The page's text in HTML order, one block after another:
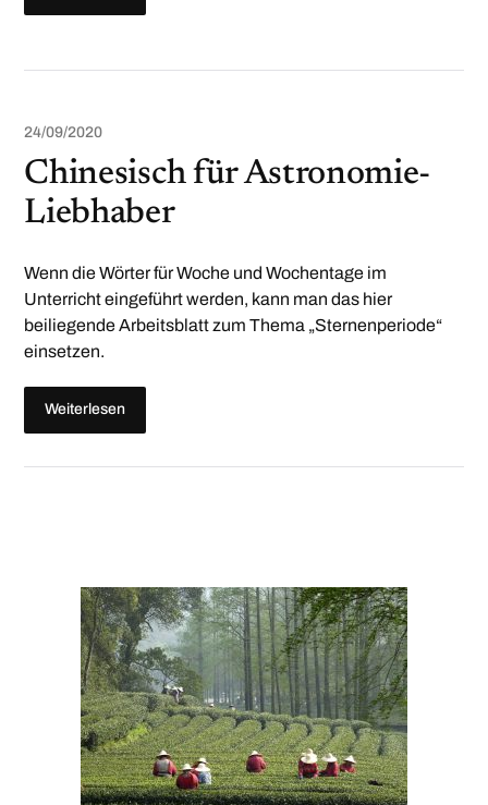
24/09/2020
Chinesisch für Astronomie-
Liebhaber
Wenn die Wörter für Woche und Wochentage im
Unterricht eingeführt werden, kann man das hier
beiliegende Arbeitsblatt zum Thema „Sternenperiode“
einsetzen.
Weiterlesen